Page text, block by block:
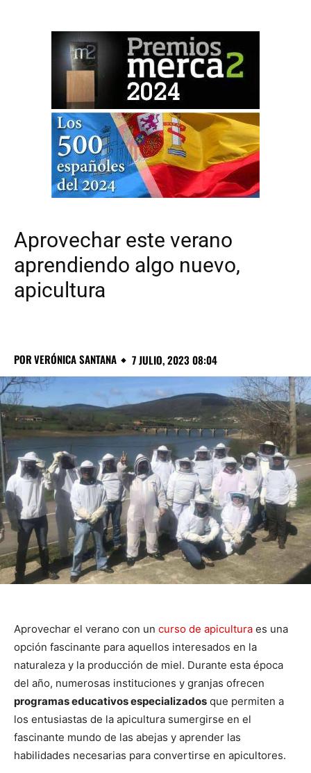
Aprovechar este verano
aprendiendo algo nuevo,
apicultura
PORVERÓNICA SANTANA 7 JULIO, 2023 08:04
Aprovechar el verano con un curso de apicultura es una
opción fascinante para aquellos interesados en la
naturaleza y la producción de miel. Durante esta época
del año, numerosas instituciones y granjas ofrecen
programas educativos especializados que permiten a
los entusiastas de la apicultura sumergirse en el
fascinante mundo de las abejas y aprender las
habilidades necesarias para convertirse en apicultores.